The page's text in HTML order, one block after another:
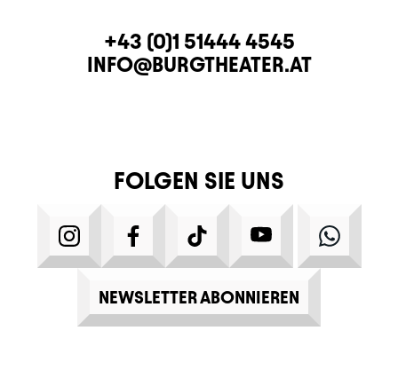
KONTAKTTELEFON
+43 (0)1 51444 4545
E-MAIL
INFO@BURGTHEATER.AT
FOLGEN SIE UNS
INSTAGRAMFACEBOOKTIKTOK YOUTUBE
NEWSLETTER ABONNIEREN